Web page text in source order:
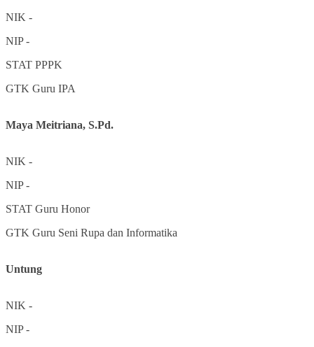
NIK -
NIP-
STAT PPPK
GTK Guru IPA
Maya Meitriana, S.Pd.
NIK -
NIP-
STAT Guru Honor
GTK Guru Seni Rupa dan Informatika
Untung
NIK -
NIP-